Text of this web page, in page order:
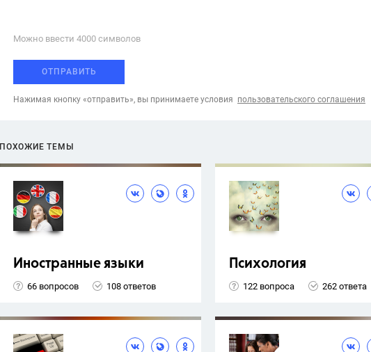
Можно ввести 4000 cимволов
ОТПРАВИТЬ
Нажимая кнопку «отправить», вы принимаете условия пользовательского соглашения
ПОХОЖИЕ ТЕМЫ
Иностранные языки
66 вопросов 108 ответов
Психология
122 вопроса 262 ответа